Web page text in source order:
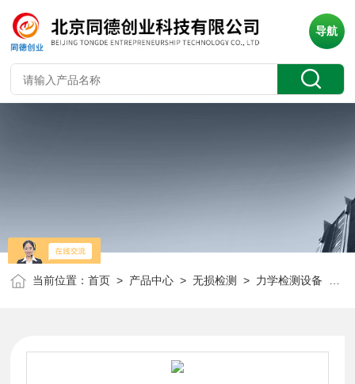
导航
当前位置：首页 > 产品中心 >无损检测 > 力学检测设备